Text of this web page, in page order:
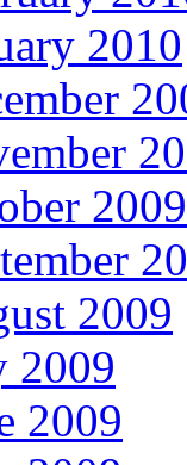
2010
2009
2009
2009
2009